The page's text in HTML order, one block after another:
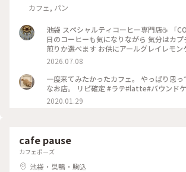
カフェ, パン
池袋 スペシャルティコーヒー専門店☕️ 「
日のコーヒーも気になりながら 気分はカ
煎りか選べます お供にアールグレイレモン
モンアイシングとしっかり茶葉 間違いな
限ありますが 1人でも過ごしやすく。 お席
ッシュレス 駅近で美味しくひと息いれたい
ェ #自家焙煎
2026.07.08
一度来てみたかったカフェ。 やっぱり思
なお店。 リピ確定 #ラテ#latte#バウンド
2020.01.29
cafe pause
カフェポーズ
池袋・巣鴨・駒込